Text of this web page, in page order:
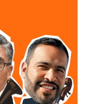
fue
alguna
el ejercicio
responsabilidad